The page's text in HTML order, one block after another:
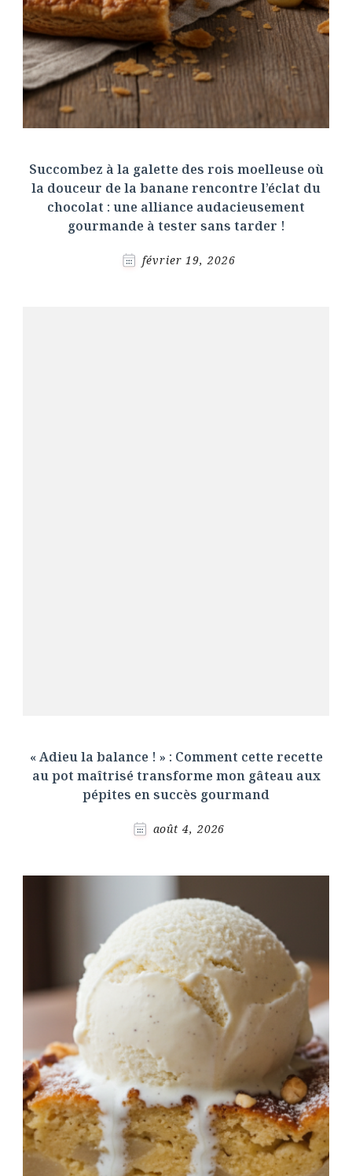
Succombez à la galette des rois moelleuse où
la douceur de la banane rencontre l’éclat du
chocolat : une alliance audacieusement
gourmande à tester sans tarder !
février 19, 2026
« Adieu la balance ! » : Comment cette recette
au pot maîtrisé transforme mon gâteau aux
pépites en succès gourmand
août 4, 2026